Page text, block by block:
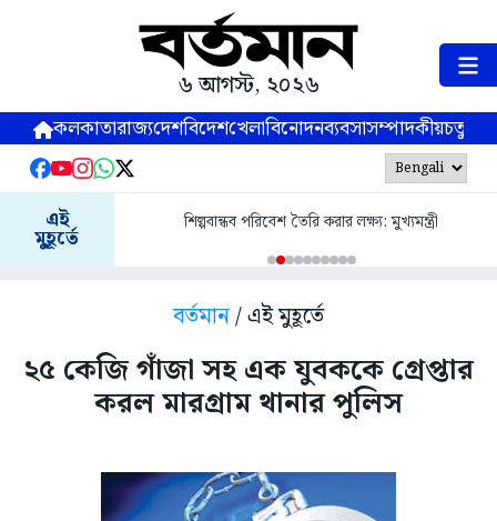
৬ আগস্ট, ২০২৬
কলকাতারাজ্যদেশবিদেশখেলাবিনোদনব্যবসাসম্পাদকীয়
এই
মুহূর্তে
শিল্পবান্ধব পরিবেশ তৈরি করার লক্ষ্য: মুখ্যমন্ত্রী
বর্তমান/ এই মুহূর্তে
২৫ কেজি গাঁজা সহ এক যুবককে গ্রেপ্তার
করল মারগ্রাম থানার পুলিস